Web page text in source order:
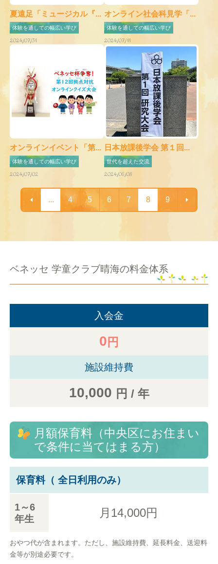
夏遠足「ミュージカル『...
体験を通しての幅広い学び
2024/07/31
オンライン社会科見学「...
体験を通しての幅広い学び
2024/07/11
オンラインイベント「第...
体験を通しての幅広い学び
2024/07/02
日本放課後学会 第１回...
世代を超えた交流
2024/06/08
... 4 5 6 7 8 9
ベネッセ 学童クラブ晴海の料金体系
入会金
0 円
施設維持費
10,000 円 / 年
月額保育料（中央区にお住まい
で条件に当てはまる方）
保育料（ 全日利用のみ）
1～6
年生
月14,000円
おやつ代が含まれます。ただし、施設維持費、延長料金、送迎料
金等が別途必要です。